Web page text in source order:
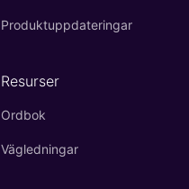
Produktuppdateringar
Resurser
Ordbok
Vägledningar